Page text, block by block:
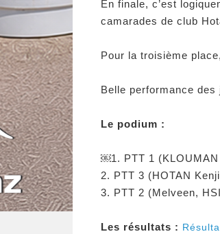
En finale, c’est
camarades de club
Pour la troisième
Belle performance
Le podium :
￼1. PTT 1
2. PTT 3 (HOTAN
3. PTT 2 (Melveen,
Les résultats :